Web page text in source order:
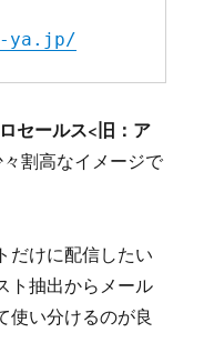
ya.jp/
セールス<旧：ア
割高なイメージで
だけに配信したい
ト抽出からメール
使い分けるのが良